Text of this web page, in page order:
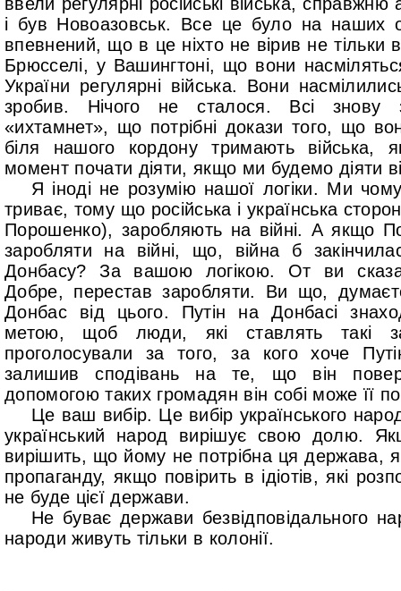
і був Новоазовськ. Все це було на наших
впевнений, що в це ніхто не вірив не тільки
Брюсселі, у Вашингтоні, що вони
України регулярні війська. Вони
зробив. Нічого не сталося. Всі знову
«ихтамнет», що потрібні докази того, що
біля нашого кордону тримають війська,
момент почати діяти, якщо ми будемо діяти
Я іноді не розумію нашої логіки. Ми
триває, тому що російська і українська
Порошенко), заробляють на війні. А якщо
заробляти на війні, що, війна б
Донбасу? За вашою логікою. От ви
Добре, перестав заробляти. Ви що,
Донбас від цього. Путін на Донбасі
метою, щоб люди, які ставлять такі
проголосували за того, за кого хоче
залишив сподівань на те, що він
допомогою таких громадян він собі може її
Це ваш вибір. Це вибір українського
український народ вирішує свою долю.
вирішить, що йому не потрібна ця держава,
пропаганду, якщо повірить в ідіотів, які
не буде цієї держави.
Не буває держави безвідповідального
народи живуть тільки в колонії.